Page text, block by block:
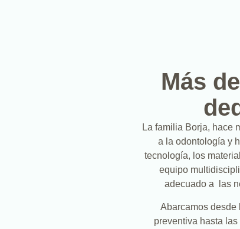
Más
La familia Borja, hace
a la odontología y
tecnología, los
equipo
adecuado a las
Abarcamos
preventiva hasta